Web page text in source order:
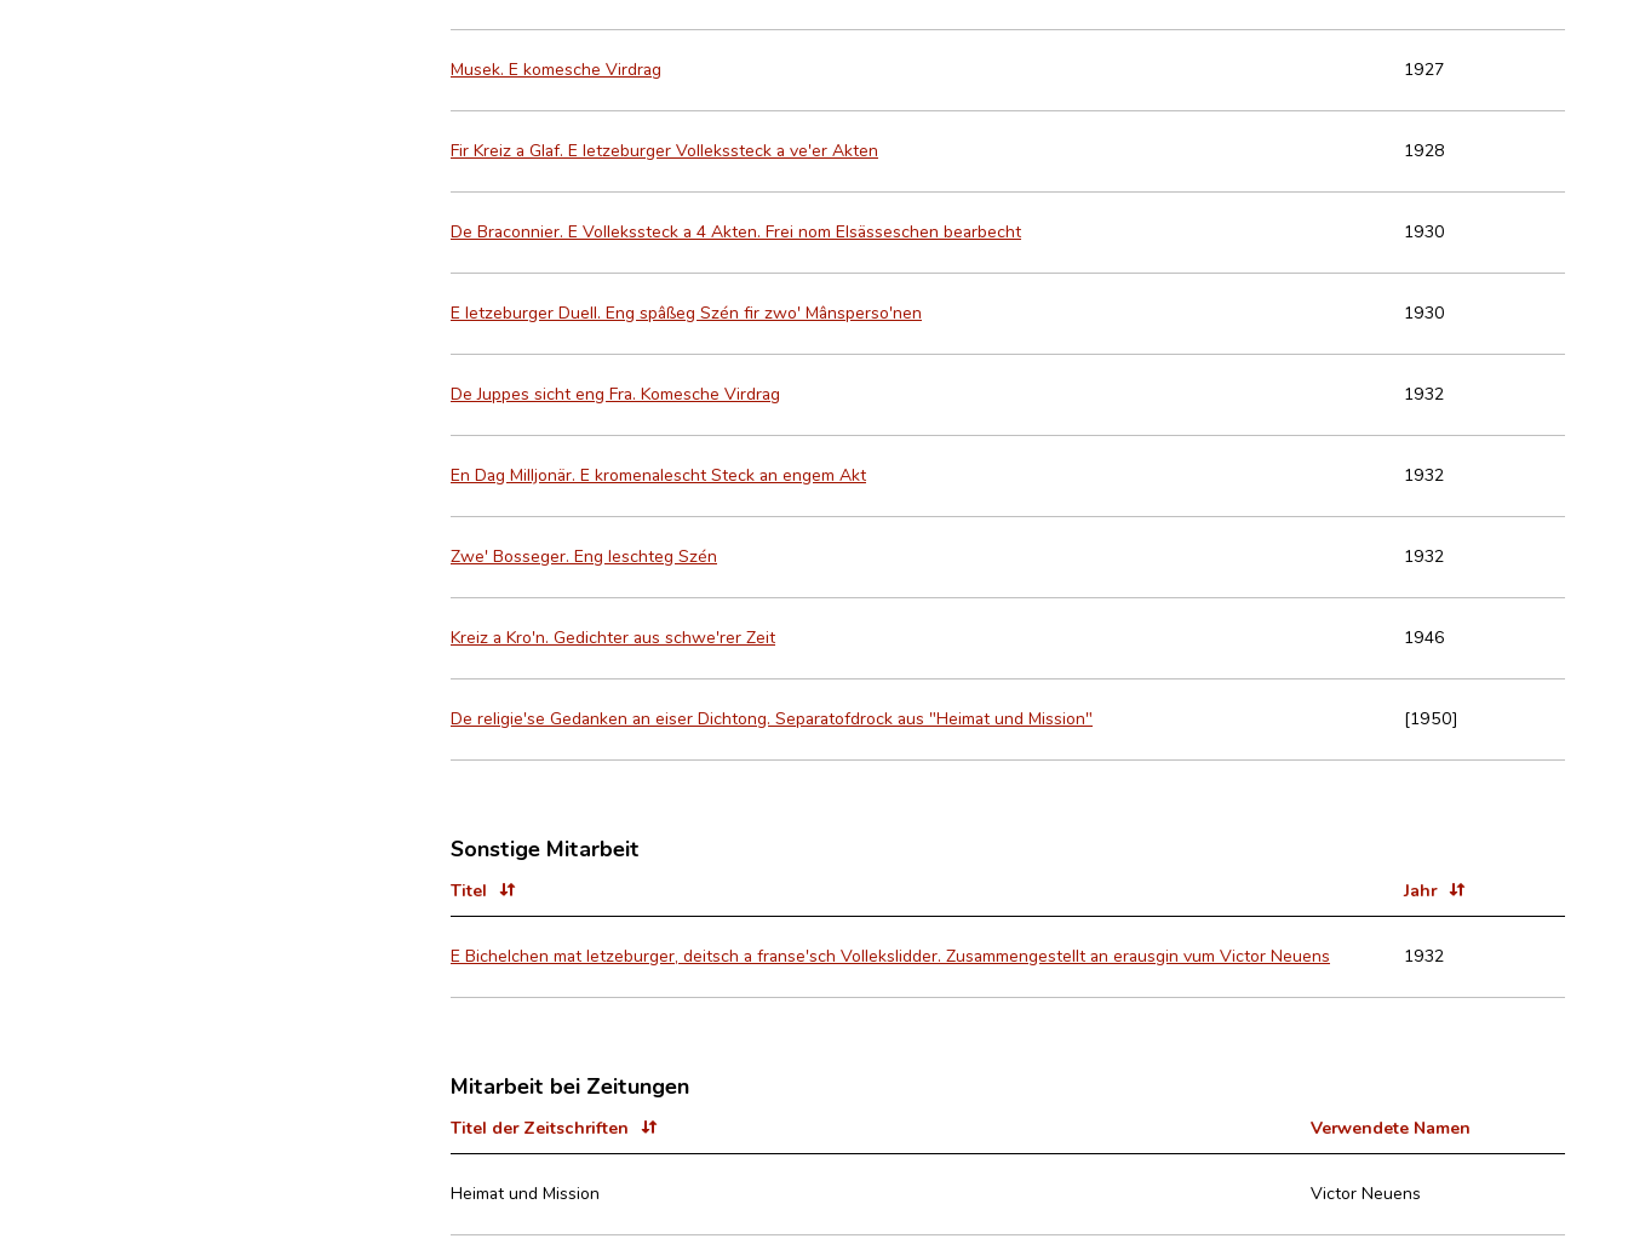
Musek. E komesche Virdrag 1927
Fir Kreiz a Glaf. E letzeburger Vollekssteck a ve'er Akten 1928
De Braconnier. E Vollekssteck a 4 Akten. Frei nom Elsässeschen bearbecht 1930
E letzeburger Duell. Eng spâßeg Szén fir zwo' Mânsperso'nen 1930
De Juppes sicht eng Fra. Komesche Virdrag 1932
En Dag Milljonär. E kromenalescht Steck an engem Akt 1932
Zwe' Bosseger. Eng leschteg Szén 1932
Kreiz a Kro'n. Gedichter aus schwe'rer Zeit 1946
De religie'se Gedanken an eiser Dichtong. Separatofdrock aus "Heimat und Mission" [1950]
Sonstige Mitarbeit
Titel Jahr
E Bichelchen mat letzeburger, deitsch a franse'sch Vollekslidder. Zusammengestellt an erausgin vum Victor Neuens 1932
Mitarbeit bei Zeitungen
Titel der Zeitschriften Verwendete Namen
Heimat und Mission Victor Neuens